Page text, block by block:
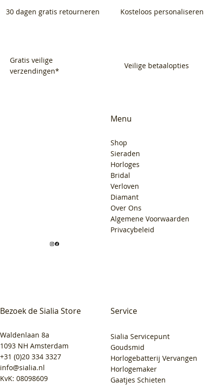
30 dagen gratis retourneren Kosteloos personaliseren
Gratis veilige
verzendingen*
Veilige betaalopties
Bezoek de Sialia Store
Waldenlaan 8a
1093 NH Amsterdam
+31 (0)20 334 3327
info@sialia.nl
KvK: 08098609
Menu
Shop
Sieraden
Horloges
Bridal
Verloven
Diamant
Over Ons
Algemene Voorwaarden
Privacybeleid
Service
Sialia Servicepunt
Goudsmid
Horlogebatterij Vervangen
Horlogemaker
Gaatjes Schieten